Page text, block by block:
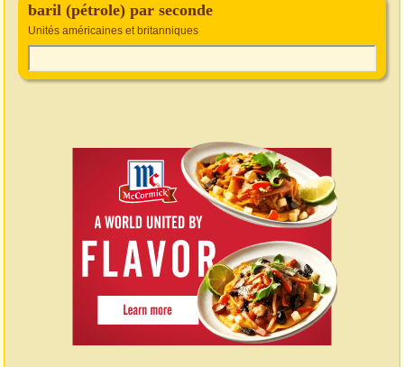
baril (pétrole) par seconde
Unités américaines et britanniques